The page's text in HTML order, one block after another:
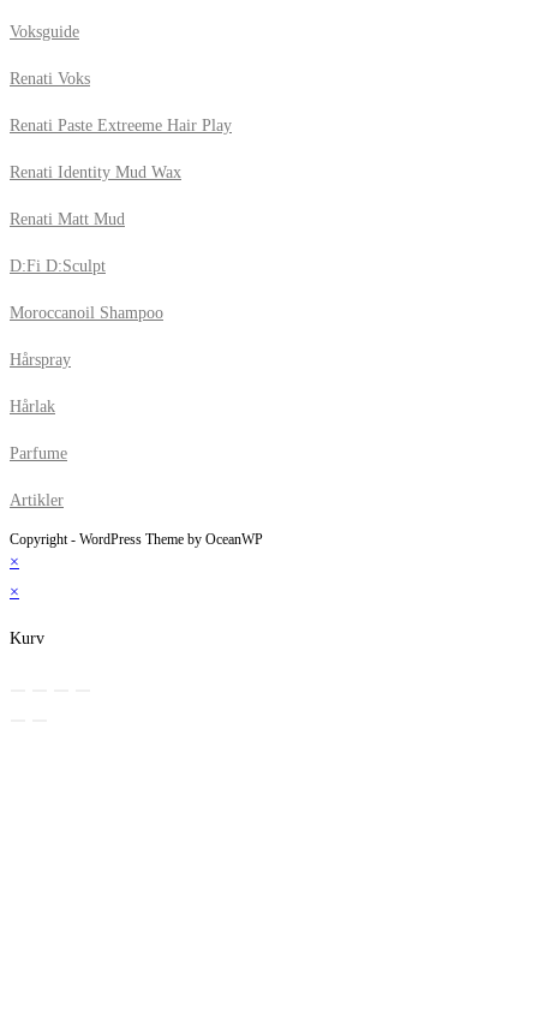
Voksguide
Renati Voks
Renati Paste Extreeme Hair Play
Renati Identity Mud Wax
Renati Matt Mud
D:Fi D:Sculpt
Moroccanoil Shampoo
Hårspray
Hårlak
Parfume
Artikler
Copyright - WordPress Theme by OceanWP
×
×
Kurv